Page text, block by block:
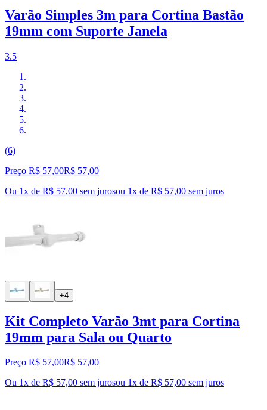
Varão Simples 3m para Cortina Bastão
19mm com Suporte Janela
3.5
(6)
Preço R$ 57,00R$ 57,00
Ou 1x de R$ 57,00 sem jurosou 1x de R$ 57,00 sem juros
+4
Kit Completo Varão 3mt para Cortina
19mm para Sala ou Quarto
Preço R$ 57,00R$ 57,00
Ou 1x de R$ 57,00 sem jurosou 1x de R$ 57,00 sem juros